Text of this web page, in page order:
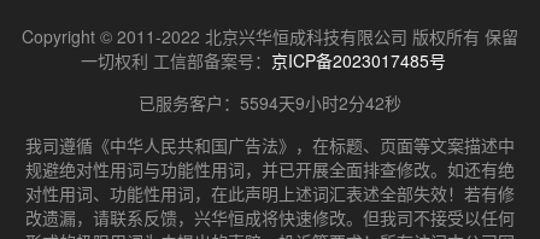
Copyright © 2011-2022 北京兴华恒成科技有限公司 版权所有 保留
一切权利 工信部备案号： 京ICP备2023017485号
已服务客户： 5594天9小时2分42秒
我司遵循《中华人民共和国广告法》，在标题、页面等文案描述中
规避绝对性用词与功能性用词，并已开展全面排查修改。如还有绝
对性用词、功能性用词，在此声明上述词汇表述全部失效！若有修
改遗漏，请联系反馈，兴华恒成将快速修改。但我司不接受以任何